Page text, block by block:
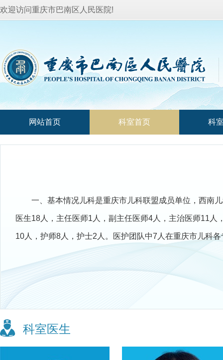
欢迎访问重庆市巴南区人民医院!
网站首页 科室首页 科
一、基本情况儿科是重庆市儿科联盟成员单位，西南
医生18人，主任医师1人，副主任医师4人，主治医师11
10人，护师8人，护士2人。医护团队中7人在重庆市儿科
科室医生